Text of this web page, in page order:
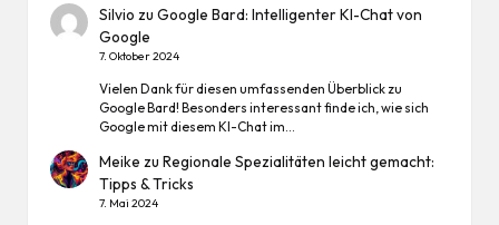
Silvio zuGoogle Bard: Intelligenter KI-Chat von
Google
7. Oktober 2024
Vielen Dank für diesen umfassenden Überblick zu
Google Bard! Besonders interessant finde ich, wie sich
Google mit diesem KI-Chat im…
Meike zuRegionale Spezialitäten leicht gemacht:
Tipps & Tricks
7. Mai 2024